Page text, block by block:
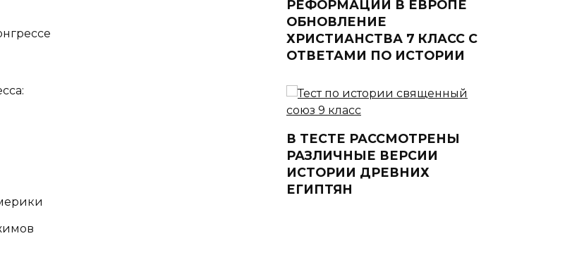
РЕФОРМАЦИИ В ЕВРОПЕ
ОБНОВЛЕНИЕ
ХРИСТИАНСТВА 7 КЛАСС С
ОТВЕТАМИ ПО ИСТОРИИ
В ТЕСТЕ РАССМОТРЕНЫ
РАЗЛИЧНЫЕ ВЕРСИИ
ИСТОРИИ ДРЕВНИХ
ЕГИПТЯН